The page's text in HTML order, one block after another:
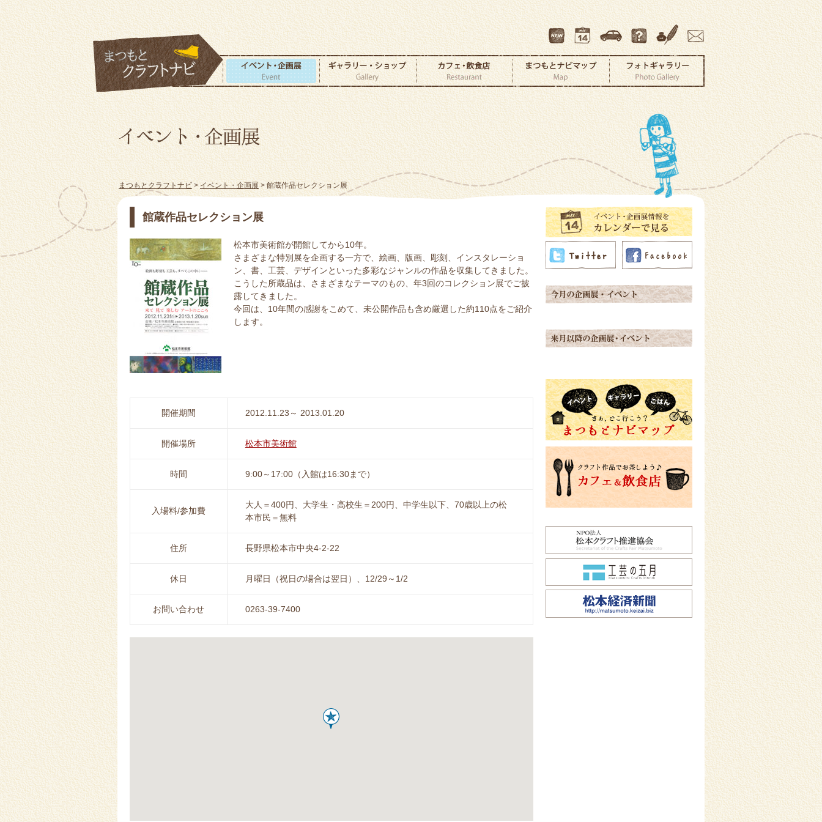
まつもとクラフトナビ > イベント・企画展> 館蔵作品セレクション展
館蔵作品セレクション展
松本市美術館が開館してから10年。
さまざまな特別展を企画する一方で、絵画、版画、彫刻、インスタレーショ
ン、書、工芸、デザインといった多彩なジャンルの作品を収集してきました。
こうした所蔵品は、さまざまなテーマのもの、年3回のコレクション展でご披
露してきました。
今回は、10年間の感謝をこめて、未公開作品も含め厳選した約110点をご紹介
します。
開催期間 2012.11.23～ 2013.01.20
開催場所 松本市美術館
時間 9:00～17:00（入館は16:30まで）
入場料/参加費
大人＝400円、大学生・高校生＝200円、中学生以下、70歳以上の松
本市民＝無料
住所 長野県松本市中央4-2-22
休日 月曜日（祝日の場合は翌日）、12/29～1/2
お問い合わせ 0263-39-7400